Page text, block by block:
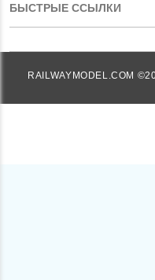
БЫСТРЫЕ ССЫЛКИ
RAILWAYMODEL.COM